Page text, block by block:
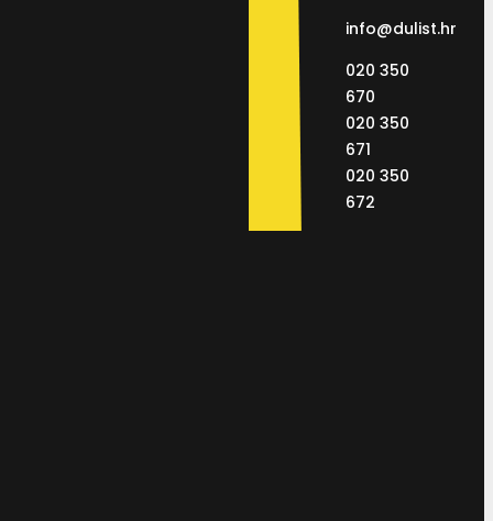
info@dulist.hr
020 350
670
020 350
671
020 350
672